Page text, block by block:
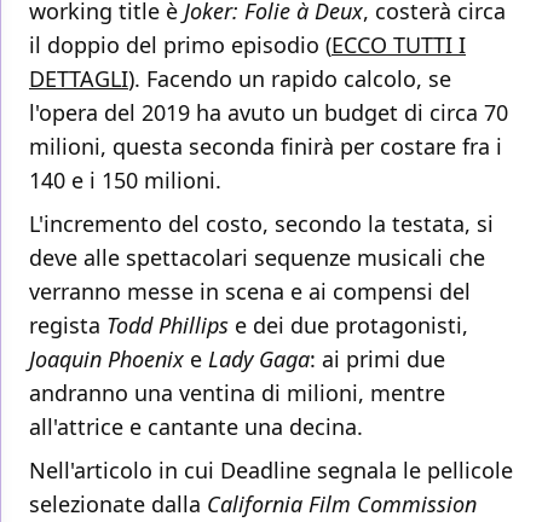
working title è Joker: Folie à Deux, costerà circa
il doppio del primo episodio (ECCO TUTTI I
DETTAGLI). Facendo un rapido calcolo, se
l'opera del 2019 ha avuto un budget di circa 70
milioni, questa seconda finirà per costare fra i
140 e i 150 milioni.
L'incremento del costo, secondo la testata, si
deve alle spettacolari sequenze musicali che
verranno messe in scena e ai compensi del
regista Todd Phillips e dei due protagonisti,
Joaquin Phoenix e Lady Gaga: ai primi due
andranno una ventina di milioni, mentre
all'attrice e cantante una decina.
Nell'articolo in cui Deadline segnala le pellicole
selezionate dalla California Film Commission